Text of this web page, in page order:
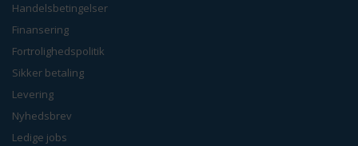
Handelsbetingelser
Finansering
Fortrolighedspolitik
Sikker betaling
Levering
Nyhedsbrev
Ledige jobs